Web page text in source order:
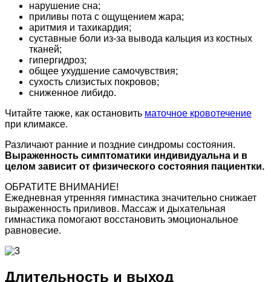
нарушение сна;
приливы пота с ощущением жара;
аритмия и тахикардия;
суставные боли из-за вывода кальция из костных
тканей;
гипергидроз;
общее ухудшение самочувствия;
сухость слизистых покровов;
сниженное либидо.
Читайте также, как остановить маточное кровотечение
при климаксе.
Различают ранние и поздние синдромы состояния.
Выраженность симптоматики индивидуальна и в
целом зависит от физического состояния пациентки.
ОБРАТИТЕ ВНИМАНИЕ!
Ежедневная утренняя гимнастика значительно снижает
выраженность приливов. Массаж и дыхательная
гимнастика помогают восстановить эмоциональное
равновесие.
Длительность и выход